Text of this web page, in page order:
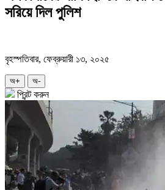
সরিয়ে দিল পুলিশ
বৃহস্পতিবার, ফেব্রুয়ারী ১৩, ২০২৫
অ+ অ-
প্রিন্ট করুন